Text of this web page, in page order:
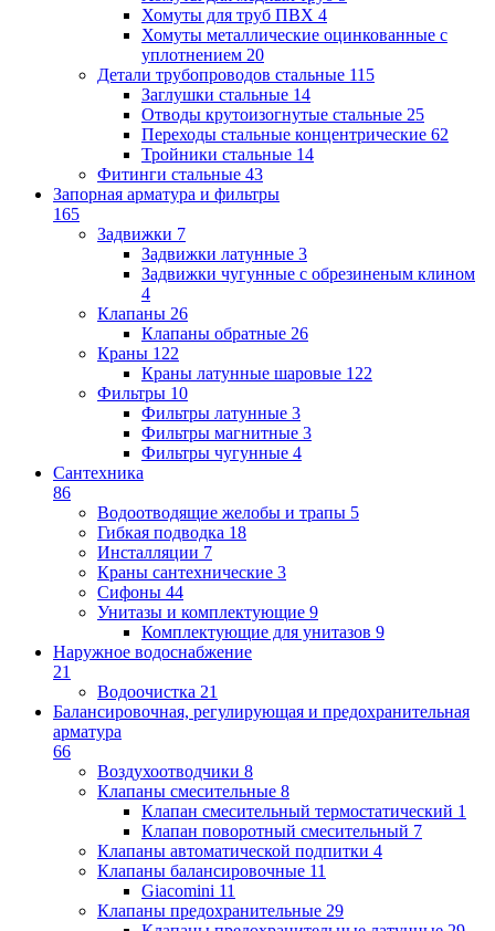
Хомуты для труб ПВХ 4
Хомуты металлические оцинкованные с
уплотнением 20
Детали трубопроводов стальные 115
Заглушки стальные 14
Отводы крутоизогнутые стальные 25
Переходы стальные концентрические 62
Тройники стальные 14
Фитинги стальные 43
Запорная арматура и фильтры
165
Задвижки 7
Задвижки латунные 3
Задвижки чугунные с обрезиненым клином
4
Клапаны 26
Клапаны обратные 26
Краны 122
Краны латунные шаровые 122
Фильтры 10
Фильтры латунные 3
Фильтры магнитные 3
Фильтры чугунные 4
Сантехника
86
Водоотводящие желобы и трапы 5
Гибкая подводка 18
Инсталляции 7
Краны сантехнические 3
Сифоны 44
Унитазы и комплектующие 9
Комплектующие для унитазов 9
Наружное водоснабжение
21
Водоочистка 21
Балансировочная, регулирующая и предохранительная
арматура
66
Воздухоотводчики 8
Клапаны cмесительные 8
Клапан cмесительный термостатический 1
Клапан поворотный cмесительный 7
Клапаны автоматической подпитки 4
Клапаны балансировочные 11
Giacomini 11
Клапаны предохранительные 29